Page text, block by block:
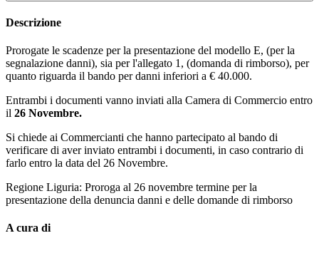
Descrizione
Prorogate le scadenze per la presentazione del modello E, (per la
segnalazione danni), sia per l'allegato 1, (domanda di rimborso), per
quanto riguarda il bando per danni inferiori a € 40.000.
Entrambi i documenti vanno inviati alla Camera di Commercio entro
il 26 Novembre.
Si chiede ai Commercianti che hanno partecipato al bando di
verificare di aver inviato entrambi i documenti, in caso contrario di
farlo entro la data del 26 Novembre.
Regione Liguria: Proroga al 26 novembre termine per la
presentazione della denuncia danni e delle domande di rimborso
A cura di